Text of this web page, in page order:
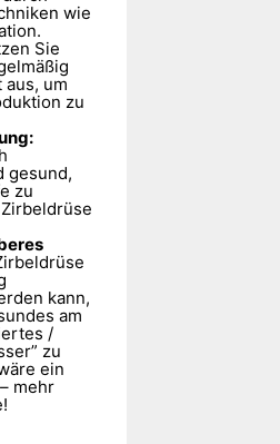
wie
Sie
um
zu
gesund,
zu
kann,
am
/
zu
ein
mehr